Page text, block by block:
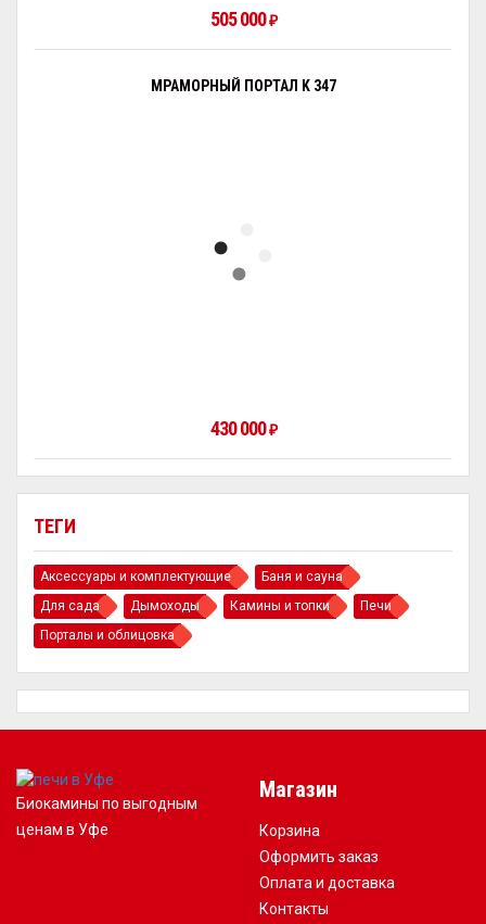
ТЕГИ
Аксессуары и комплектующие
Баня и сауна
Для сада
Дымоходы Камины и топки
Печи
Порталы и облицовка
505 000₽
МРАМОРНЫЙ ПОРТАЛ K 347
430 000₽
Биокамины по выгодным
ценам в Уфе
Магазин
Корзина
Оформить заказ
Оплата и доставка
Контакты